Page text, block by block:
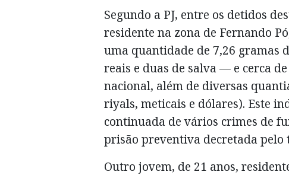
Segundo a PJ, entre os detidos
residente na zona de Fernando
uma quantidade de 7,26 gramas
reais e duas de salva — e cerca
nacional, além de diversas
riyals, meticais e dólares). Este
continuada de vários crimes de
prisão preventiva decretada pelo
Outro jovem, de 21 anos,